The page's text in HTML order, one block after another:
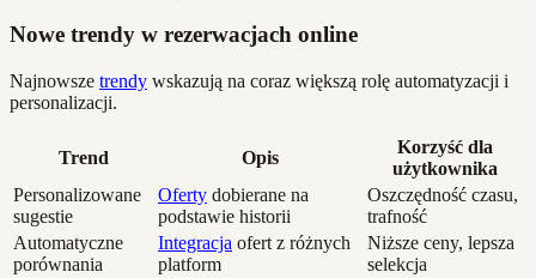
Nowe trendy w rezerwacjach online
Najnowsze trendy wskazują na coraz większą rolę automatyzacji i
personalizacji.
Trend Opis
Korzyść dla
użytkownika
Personalizowane
sugestie
Oferty dobierane na
podstawie historii
Oszczędność czasu,
trafność
Automatyczne
porównania
Integracja ofert z różnych
platform
Niższe ceny, lepsza
selekcja